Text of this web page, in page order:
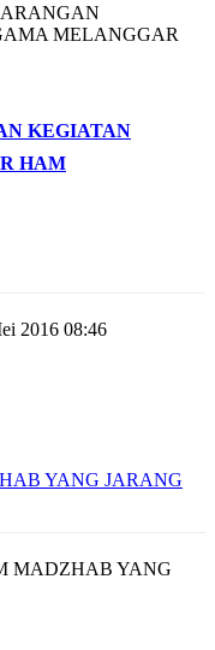
KEGIATAN
HAM
2016 08:46